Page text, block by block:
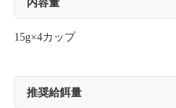
内容量
15g×4カップ
推奨給餌量